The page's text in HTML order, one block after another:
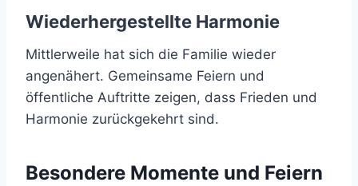
Wiederhergestellte Harmonie
Mittlerweile hat sich die Familie wieder
angenähert. Gemeinsame Feiern und
öffentliche Auftritte zeigen, dass Frieden und
Harmonie zurückgekehrt sind.
Besondere Momente und Feiern